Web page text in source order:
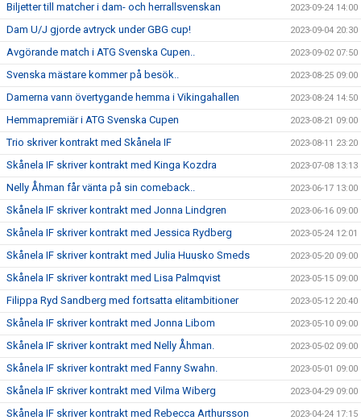
Biljetter till matcher i dam- och herrallsvenskan 2023-09-24 14:00
Dam U/J gjorde avtryck under GBG cup! 2023-09-04 20:30
Avgörande match i ATG Svenska Cupen.. 2023-09-02 07:50
Svenska mästare kommer på besök.. 2023-08-25 09:00
Damerna vann övertygande hemma i Vikingahallen 2023-08-24 14:50
Hemmapremiär i ATG Svenska Cupen 2023-08-21 09:00
Trio skriver kontrakt med Skånela IF 2023-08-11 23:20
Skånela IF skriver kontrakt med Kinga Kozdra 2023-07-08 13:13
Nelly Åhman får vänta på sin comeback.. 2023-06-17 13:00
Skånela IF skriver kontrakt med Jonna Lindgren 2023-06-16 09:00
Skånela IF skriver kontrakt med Jessica Rydberg 2023-05-24 12:01
Skånela IF skriver kontrakt med Julia Huusko Smeds 2023-05-20 09:00
Skånela IF skriver kontrakt med Lisa Palmqvist 2023-05-15 09:00
Filippa Ryd Sandberg med fortsatta elitambitioner 2023-05-12 20:40
Skånela IF skriver kontrakt med Jonna Libom 2023-05-10 09:00
Skånela IF skriver kontrakt med Nelly Åhman. 2023-05-02 09:00
Skånela IF skriver kontrakt med Fanny Swahn. 2023-05-01 09:00
Skånela IF skriver kontrakt med Vilma Wiberg 2023-04-29 09:00
Skånela IF skriver kontrakt med Rebecca Arthursson 2023-04-24 17:15